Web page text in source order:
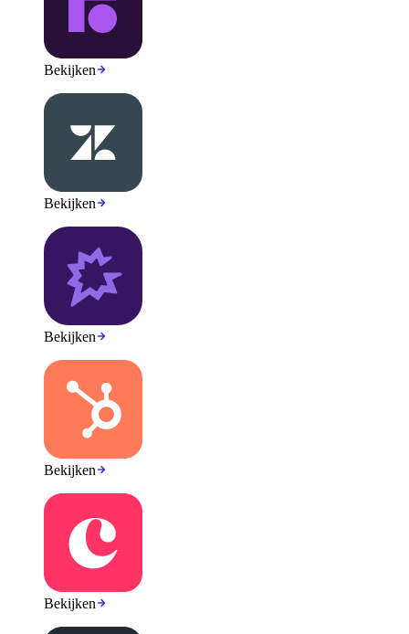
Bekijken
Bekijken
Bekijken
Bekijken
Bekijken